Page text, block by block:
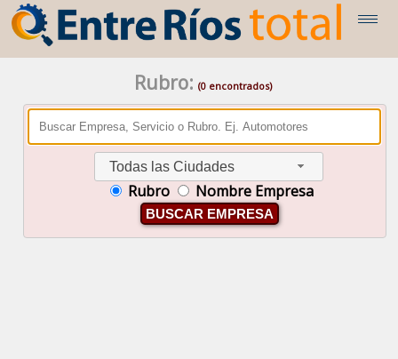
Rubro: (0 encontrados)
Todas las Ciudades
Rubro Nombre Empresa
BUSCAR EMPRESA